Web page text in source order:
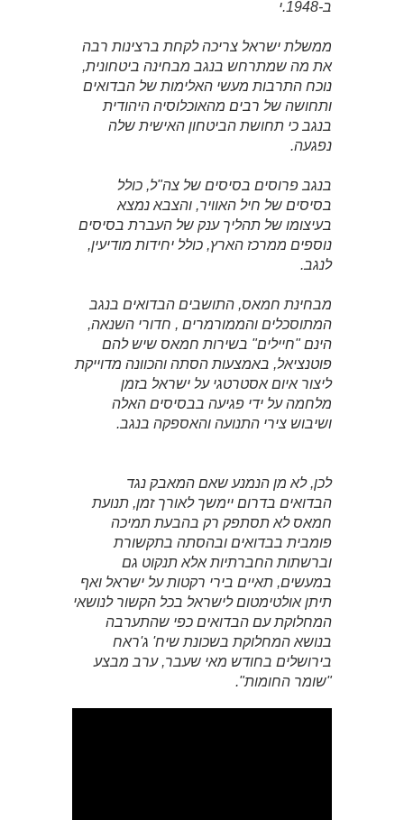
ב-1948.י
ממשלת ישראל צריכה לקחת ברצינות רבה
את מה שמתרחש בנגב מבחינה ביטחונית,
נוכח התרבות מעשי האלימות של הבדואים
ותחושה של רבים מהאוכלוסיה היהודית
בנגב כי תחושת הביטחון האישית שלה
נפגעה.
בנגב פרוסים בסיסים של צה"ל, כולל
בסיסים של חיל האוויר, והצבא נמצא
בעיצומו של תהליך ענק של העברת בסיסים
נוספים ממרכז הארץ, כולל יחידות מודיעין,
לנגב.
מבחינת חמאס, התושבים הבדואים בנגב
המתוסכלים והממורמרים , חדורי השנאה,
הינם "חיילים" בשירות חמאס שיש להם
פוטנציאל, באמצעות הסתה והכוונה מדוייקת
ליצור איום אסטרטגי על ישראל בזמן
מלחמה על ידי פגיעה בבסיסים האלה
ושיבוש צירי התנועה והאספקה בנגב.
לכן, לא מן הנמנע שאם המאבק נגד
הבדואים בדרום יימשך לאורך זמן, תנועת
חמאס לא תסתפק רק בהבעת תמיכה
פומבית בבדואים ובהסתה בתקשורת
וברשתות החברתיות אלא תנקוט גם
במעשים, תאיים בירי רקטות על ישראל ואף
תיתן אולטימטום לישראל בכל הקשור לנושאי
המחלוקת עם הבדואים כפי שהתערבה
בנושא המחלוקת בשכונת שיח' ג'ראח
בירושלים בחודש מאי שעבר, ערב מבצע
"שומר החומות".